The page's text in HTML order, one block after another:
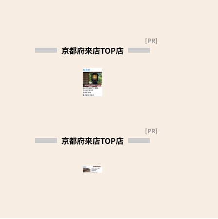
らびに大礼記念京都大
各賞を受賞しておりま
四代目定三郎のとき、
が、先代の意思を継承
十七年から長男 裕人が
加わり現在に至ってお
お仏壇、仏具の御新
等、何なりとお気軽に
御相談下さい。なお、
寺院用仏具の御用命も
い致します。）
京都府来店TOP店
[PR]
京都府来店TOP店
[PR]